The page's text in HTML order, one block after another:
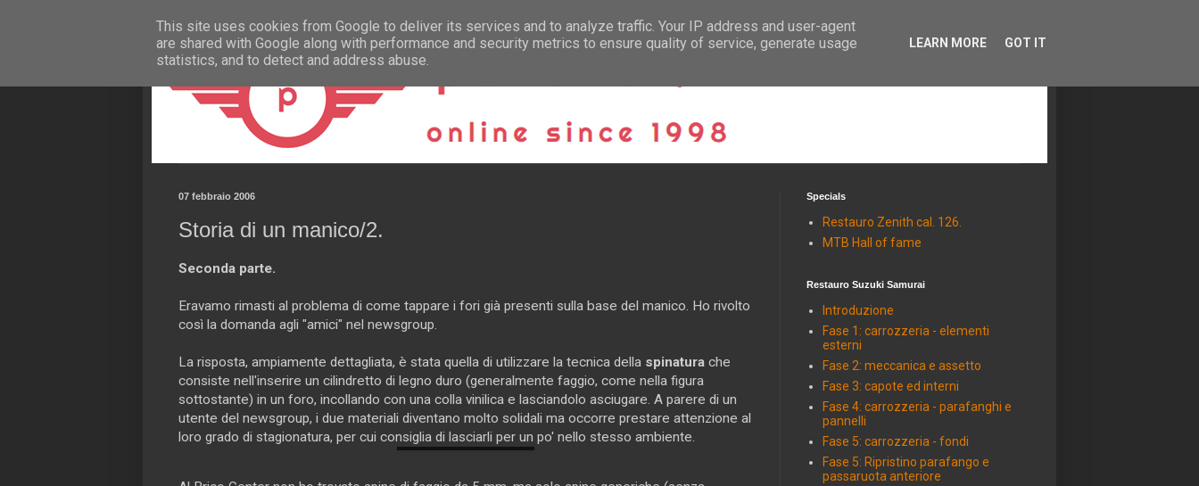
07 febbraio 2006
Storia di un manico/2.
Seconda parte.
Eravamo rimasti al problema di come tappare i fori già presenti sulla base del manico. Ho rivolto
così la domanda agli "amici" nel newsgroup.
La risposta, ampiamente dettagliata, è stata quella di utilizzare la tecnica della spinatura che
consiste nell'inserire un cilindretto di legno duro (generalmente faggio, come nella figura
sottostante) in un foro, incollando con una colla vinilica e lasciandolo asciugare. A parere di un
utente del newsgroup, i due materiali diventano molto solidali ma occorre prestare attenzione al
loro grado di stagionatura, per cui consiglia di lasciarli per un po' nello stesso ambiente.
Specials
Restauro Zenith cal. 126.
MTB Hall of fame
Restauro Suzuki Samurai
Introduzione
Fase 1: carrozzeria - elementi
esterni
Fase 2: meccanica e assetto
Fase 3: capote ed interni
Fase 4: carrozzeria - parafanghi e
pannelli
Fase 5: carrozzeria - fondi
Fase 5: Ripristino parafango e
passaruota anteriore
This site uses cookies from Google to deliver its services and to analyze traffic. Your IP address and user-agent
are shared with Google along with performance and security metrics to ensure quality of service, generate usage
statistics, and to detect and address abuse.
LEARN MORE GOT IT